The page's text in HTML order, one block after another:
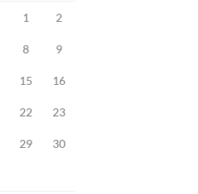
1 2
8 9
15 16
22 23
29 30